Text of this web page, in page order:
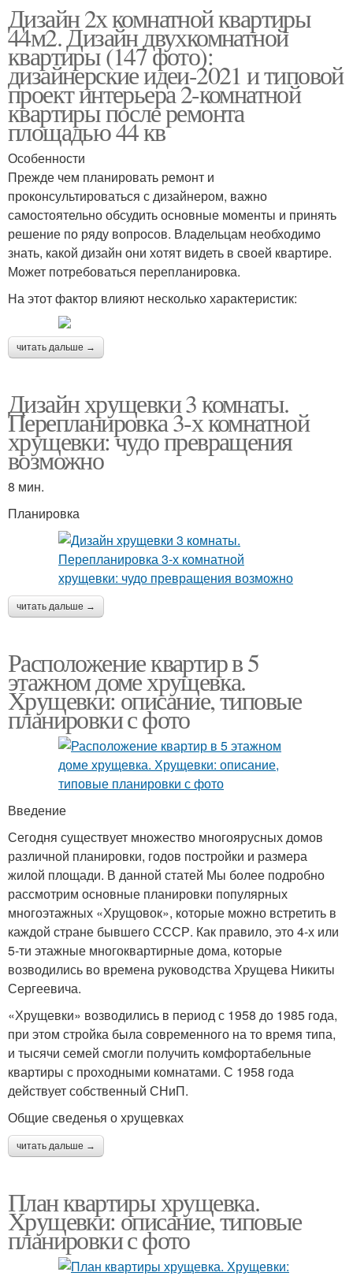
Дизайн 2х комнатной квартиры
44м2. Дизайн двухкомнатной
квартиры (147 фото):
дизайнерские идеи-2021 и типовой
проект интерьера 2-комнатной
квартиры после ремонта
площадью 44 кв
Особенности
Прежде чем планировать ремонт и
проконсультироваться с дизайнером, важно
самостоятельно обсудить основные моменты и принять
решение по ряду вопросов. Владельцам необходимо
знать, какой дизайн они хотят видеть в своей квартире.
Может потребоваться перепланировка.
На этот фактор влияют несколько характеристик:
читать дальше →
Дизайн хрущевки 3 комнаты.
Перепланировка 3-х комнатной
хрущевки: чудо превращения
возможно
8 мин.
Планировка
читать дальше →
Расположение квартир в 5
этажном доме хрущевка.
Хрущевки: описание, типовые
планировки с фото
Введение
Сегодня существует множество многоярусных домов
различной планировки, годов постройки и размера
жилой площади. В данной статей Мы более подробно
рассмотрим основные планировки популярных
многоэтажных «Хрущовок», которые можно встретить в
каждой стране бывшего СССР. Как правило, это 4-х или
5-ти этажные многоквартирные дома, которые
возводились во времена руководства Хрущева Никиты
Сергеевича.
«Хрущевки» возводились в период с 1958 до 1985 года,
при этом стройка была современного на то время типа,
и тысячи семей смогли получить комфортабельные
квартиры с проходными комнатами. С 1958 года
действует собственный СНиП.
Общие сведенья о хрущевках
читать дальше →
План квартиры хрущевка.
Хрущевки: описание, типовые
планировки с фото